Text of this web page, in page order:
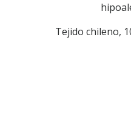
Tejido chileno,